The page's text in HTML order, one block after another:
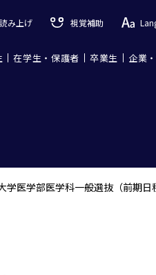
み上げ 視覚補助
在学生・保護者 卒業生 企業
学医学部医学科一般選抜（前期